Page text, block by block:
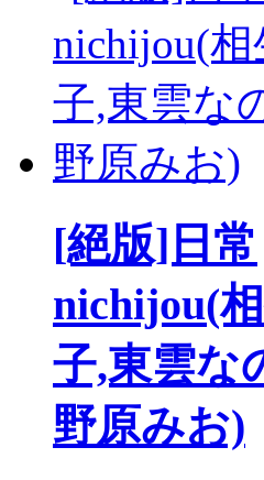
[絕版]日常
nichijou(
子,東雲な
野原みお)